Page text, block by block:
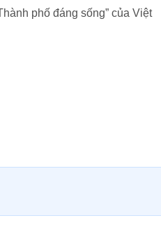
phố đáng sống” của Việt